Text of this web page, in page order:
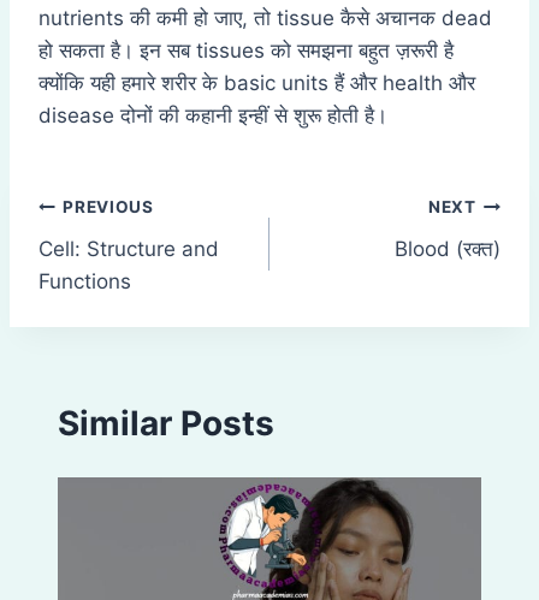
nutrients की कमी हो जाए, तो tissue कैसे अचानक dead
हो सकता है। इन सब tissues को समझना बहुत ज़रूरी है
क्योंकि यही हमारे शरीर के basic units हैं और health और
disease दोनों की कहानी इन्हीं से शुरू होती है।
Post
navigation
PREVIOUS
Cell: Structure and
Functions
NEXT
Blood (रक्त)
Similar Posts